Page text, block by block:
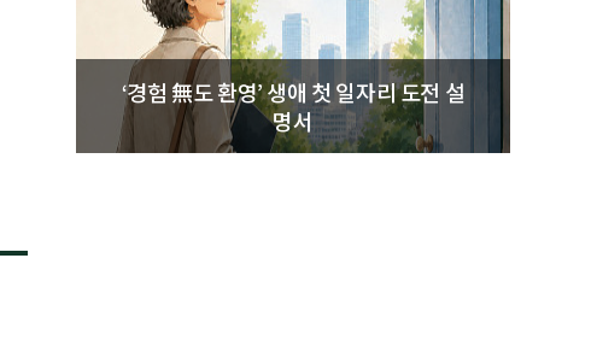
‘경험 無도 환영’ 생애 첫 일자리 도전 설
명서